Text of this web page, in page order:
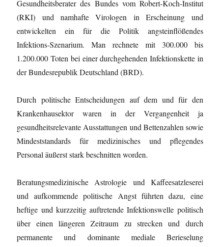
Gesundheitsberater des Bundes vom Robert-Koch-Institut
(RKI) und namhafte Virologen in Erscheinung und
entwickelten ein für die Politik angsteinflößendes
Infektions-Szenarium. Man rechnete mit 300.000 bis
1.200.000 Toten bei einer durchgehenden Infektionskette in
der Bundesrepublik Deutschland (BRD).
Durch politische Entscheidungen auf dem und für den
Krankenhausektor waren in der Vergangenheit ja
gesundheitsrelevante Ausstattungen und Bettenzahlen sowie
Mindeststandards für medizinisches und pflegendes
Personal äußerst stark beschnitten worden.
Beratungsmedizinische Astrologie und Kaffeesatzleserei
und aufkommende politische Angst führten dazu, eine
heftige und kurzzeitig auftretende Infektionswelle politisch
über einen längeren Zeitraum zu strecken und durch
permanente und dominante mediale Berieselung